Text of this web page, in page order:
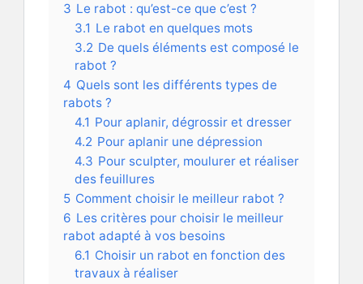
3 Le rabot : qu’est-ce que c’est ?
3.1 Le rabot en quelques mots
3.2 De quels éléments est composé le
rabot ?
4 Quels sont les différents types de
rabots ?
4.1 Pour aplanir, dégrossir et dresser
4.2 Pour aplanir une dépression
4.3 Pour sculpter, moulurer et réaliser
des feuillures
5 Comment choisir le meilleur rabot ?
6 Les critères pour choisir le meilleur
rabot adapté à vos besoins
6.1 Choisir un rabot en fonction des
travaux à réaliser